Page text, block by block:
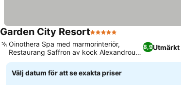
Garden City Resort5 Stjärnor
8,9Utmärkt
Oinothera Spa med marmorinteriör,
Restaurang Saffron av kock Alexandrou
Tsiotini
Välj datum för att se exakta priser